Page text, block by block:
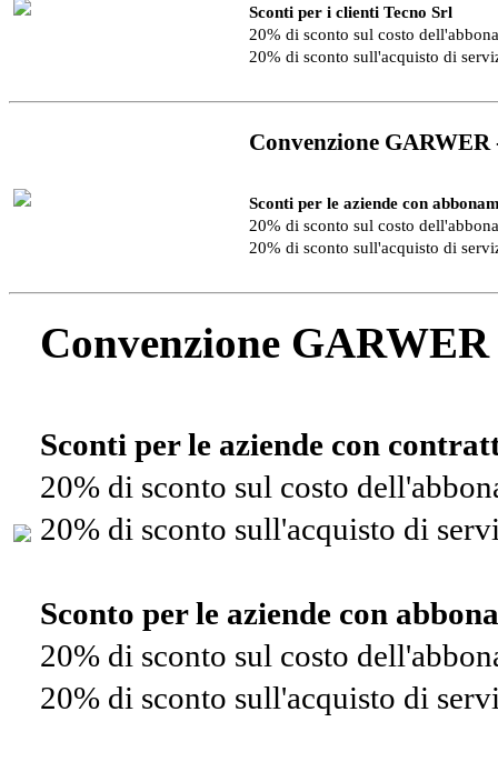
Sconti per i clienti Tecno Srl
20% di sconto sul costo
20% di sconto sull'acquisto di
Convenzione
Sconti per le aziende con
20% di sconto sul costo
20% di sconto sull'acquisto di
Convenzione
Sconti per le aziende con
20% di sconto sul costo
20% di sconto sull'acquisto di
Sconto per le aziende con
20% di sconto sul costo
20% di sconto sull'acquisto di